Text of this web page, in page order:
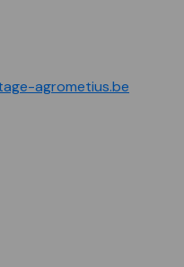
agrometius.be